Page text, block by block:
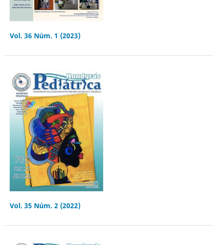
Vol. 36 Núm. 1 (2023)
Vol. 35 Núm. 2 (2022)